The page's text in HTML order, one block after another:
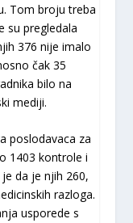
Tom broju treba
su pregledala
376 nije imalo
čak 35
bilo na
mediji.
poslodavaca za
1403 kontrole i
da je njih 260,
razloga.
usporede s